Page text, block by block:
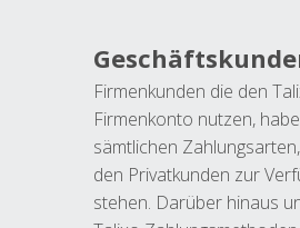
Firmenkunden die den
Firmenkonto nutzen,
sämtlichen
den Privatkunden zur
stehen. Darüber hinaus